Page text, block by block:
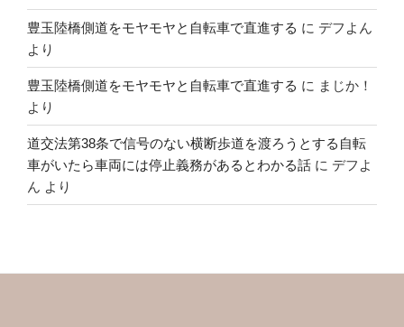
豊玉陸橋側道をモヤモヤと自転車で直進する に デフよん
より
豊玉陸橋側道をモヤモヤと自転車で直進する に まじか！
より
道交法第38条で信号のない横断歩道を渡ろうとする自転
車がいたら車両には停止義務があるとわかる話 に デフよ
ん より